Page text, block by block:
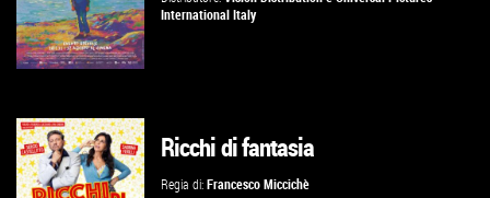
VAI ALLA SCHEDA
International Italy
Ricchi di fantasia
Regia di:Francesco Miccichè